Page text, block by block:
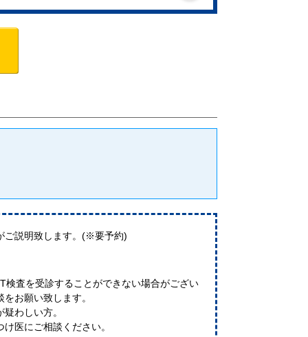
説明致します。(※要予約)
検査を受診することができない場合がござい
お願い致します。
わしい方。
医にご相談ください。